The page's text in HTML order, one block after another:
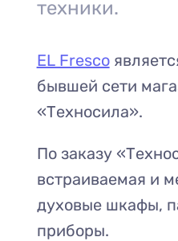
техники.
EL Fresco
бывшей сети
«Техносила».
По заказу
встраиваемая и
духовые шкафы,
приборы.